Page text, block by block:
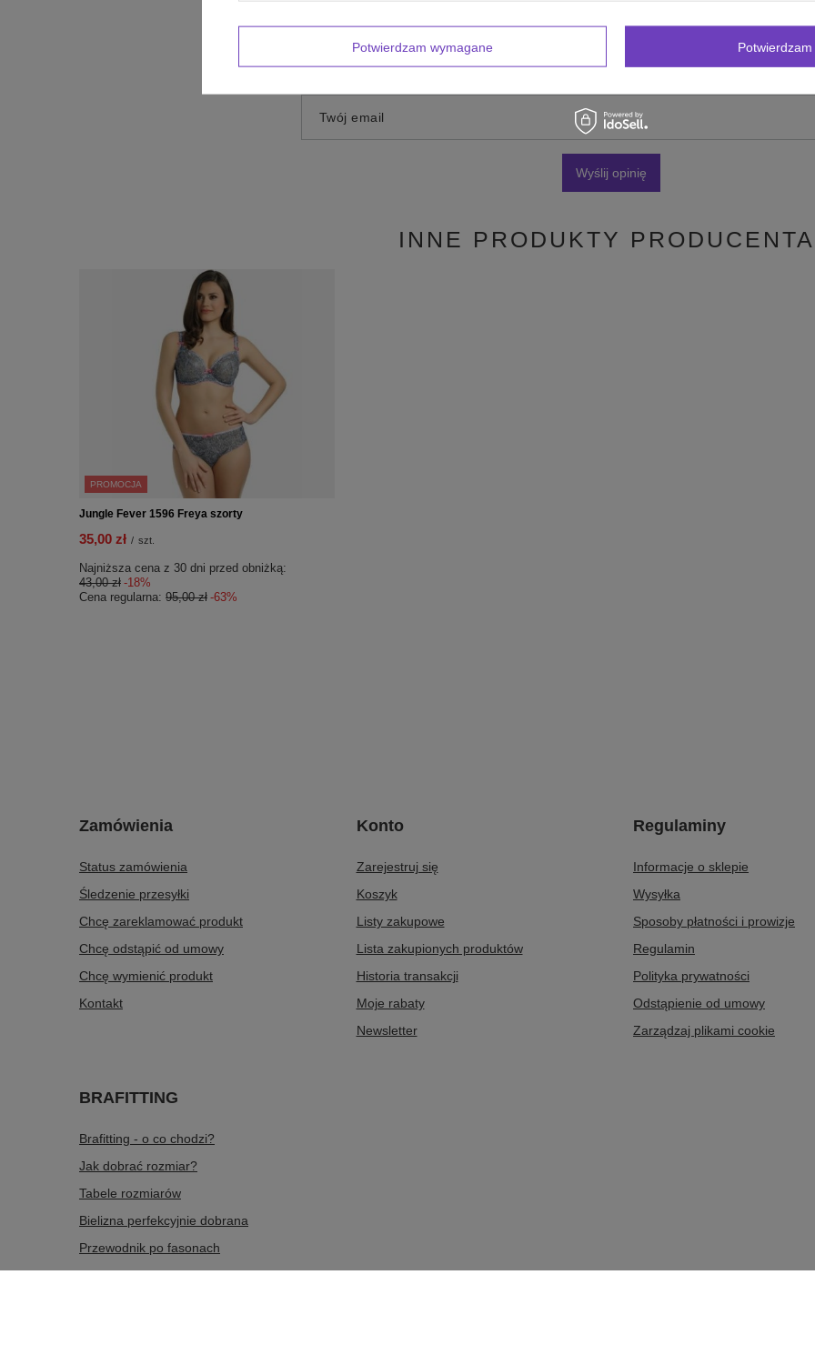
Twój email
Wyślij opinię
INNE PRODUKTY
PROMOCJA
Jungle Fever 1596 Freya szorty
35,00 zł / szt.
Najniższa cena z 30 dni przed obniżką:
43,00 zł -18%
Cena regularna: 95,00 zł -63%
Zamówienia
Status zamówienia
Śledzenie przesyłki
Chcę zareklamować produkt
Chcę odstąpić od umowy
Chcę wymienić produkt
Kontakt
Konto
Zarejestruj się
Koszyk
Listy zakupowe
Lista zakupionych produktów
Historia transakcji
Moje rabaty
Newsletter
Regulaminy
Informacje o sklepie
Wysyłka
Sposoby płatności i prowizje
Regulamin
Polityka prywatności
Odstąpienie od umowy
Zarządzaj plikami cookie
BRAFITTING
Brafitting - o co chodzi?
Jak dobrać rozmiar?
Tabele rozmiarów
Bielizna perfekcyjnie dobrana
Przewodnik po fasonach
Potwierdzam wymagane